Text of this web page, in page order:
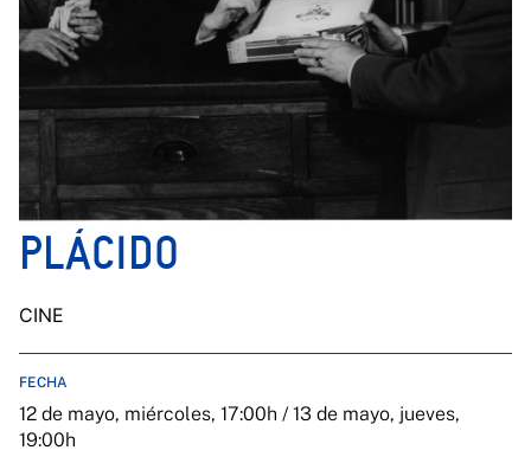
PLÁCIDO
CINE
FECHA
12 de mayo, miércoles, 17:00h / 13 de mayo, jueves,
19:00h